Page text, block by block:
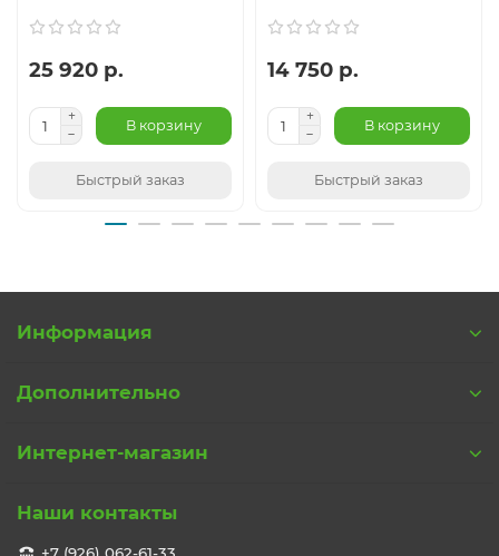
25 920 р.
В корзину
Быстрый заказ
14 750 р.
В корзину
Быстрый заказ
Информация
Дополнительно
Интернет-магазин
Наши контакты